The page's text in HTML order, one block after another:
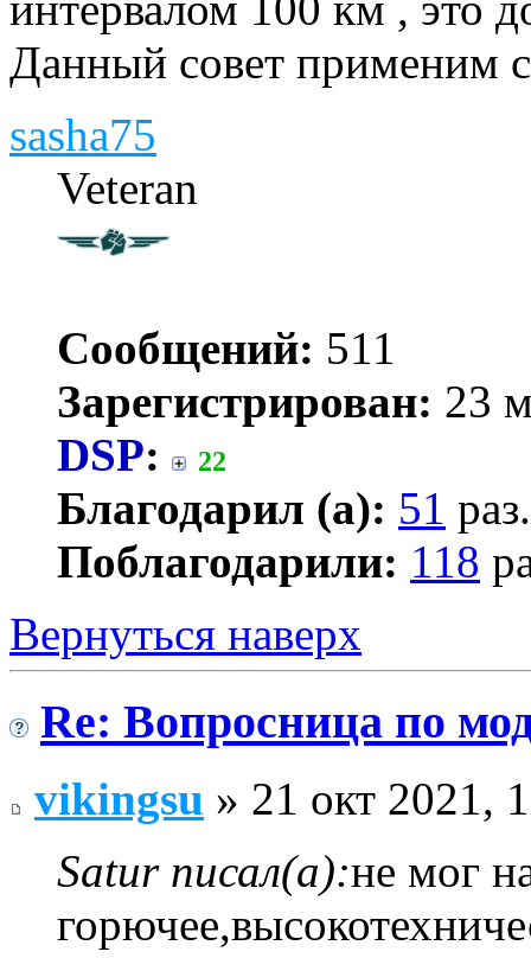
Данный совет применим
sasha75
Veteran
Сообщений: 511
Зарегистрирован: 23
DSP: 22
Благодарил (а): 51 раз.
Поблагодарили: 118
Вернуться наверх
Re: Вопросница по
vikingsu » 21 окт 2021,
Satur писал(а):не мог